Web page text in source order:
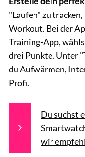
"Laufen" zu
Workout. Bei der
Training-App,
drei Punkte. Unter
du Aufwärmen,
Profi.
Du suchst
wir